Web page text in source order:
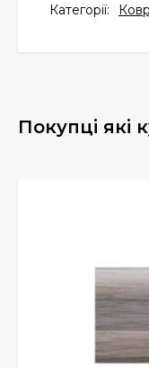
Категорії:
Покупці які